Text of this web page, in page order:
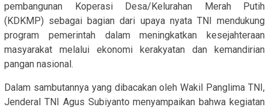
pembangunan Koperasi Desa/Kelurahan Merah Putih
(KDKMP) sebagai bagian dari upaya nyata TNI mendukung
program pemerintah dalam meningkatkan kesejahteraan
masyarakat melalui ekonomi kerakyatan dan kemandirian
pangan nasional.
Dalam sambutannya yang dibacakan oleh Wakil Panglima TNI,
Jenderal TNI Agus Subiyanto menyampaikan bahwa kegiatan